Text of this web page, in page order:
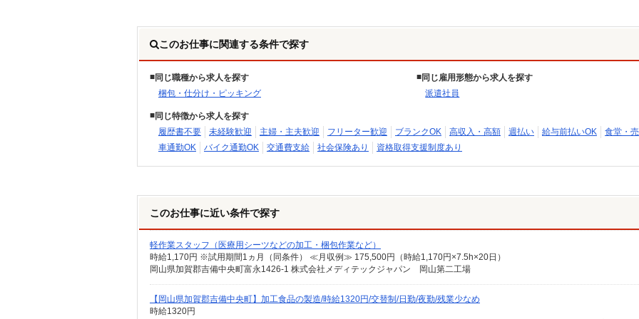
このお仕事に関連する条件で探す
同じ職種から求人を探す
梱包・仕分け・ピッキング
同じ雇用形態から求人を探す
派遣社員
同じ特徴から求人を探す
履歴書不要
未経験歓迎 主婦・主夫歓迎 フリーター歓迎 ブランクOK 高収入・高額 週払い 給与前払いOK
食堂・
車通勤OK
バイク通勤OK 交通費支給 社会保険あり 資格取得支援制度あり
このお仕事に近い条件で探す
軽作業スタッフ（医療用シーツなどの加工・梱包作業など）
時給1,170円 ※試用期間1ヵ月（同条件） ≪月収例≫ 175,500円（時給1,170円×7.5h×20日）
岡山県加賀郡吉備中央町富永1426-1 株式会社メディテックジャパン 岡山第二工場
【岡山県加賀郡吉備中央町】加工食品の製造/時給1320円/交替制/日勤/夜勤/残業少なめ
時給1320円